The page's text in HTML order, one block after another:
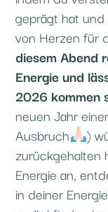
geprägt hat
von Herzen für
diesem Abend
Energie und
2026 kommen
neuen Jahr
Ausbruch
)
zurückgehalten
Energie an,
in deiner